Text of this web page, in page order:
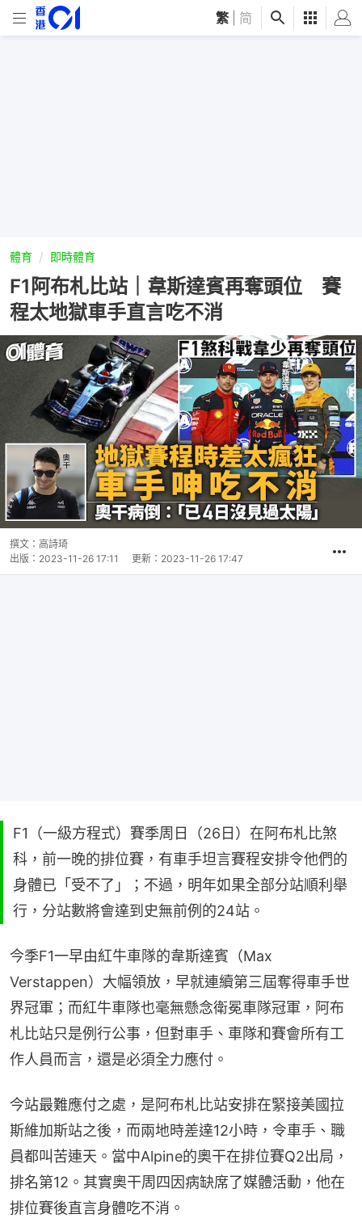
繁 简
體育 即時體育
F1阿布札比站｜韋斯達賓再奪頭位 賽
程太地獄車手直言吃不消
撰文： 高詩琦
出版： 2023-11-26 17:11 更新： 2023-11-26 17:47
F1（一級方程式）賽季周日（26日）在阿布札比煞
科，前一晚的排位賽，有車手坦言賽程安排令他們的
身體已「受不了」；不過，明年如果全部分站順利舉
行，分站數將會達到史無前例的24站。
今季F1一早由紅牛車隊的韋斯達賓（Max
Verstappen）大幅領放，早就連續第三屆奪得車手世
界冠軍；而紅牛車隊也毫無懸念衛冕車隊冠軍，阿布
札比站只是例行公事，但對車手、車隊和賽會所有工
作人員而言，還是必須全力應付。
今站最難應付之處，是阿布札比站安排在緊接美國拉
斯維加斯站之後，而兩地時差達12小時，令車手、職
員都叫苦連天。當中Alpine的奧干在排位賽Q2出局，
排名第12。其實奧干周四因病缺席了媒體活動，他在
排位賽後直言身體吃不消。